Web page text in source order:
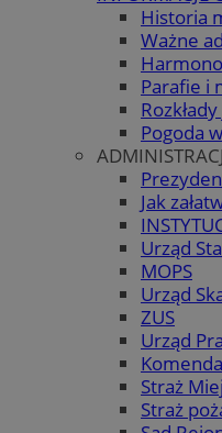
Historia
Ważne
Parafie i
Pogoda
Jak
Urząd
MOPS
Urząd
ZUS
Urząd
Straż
Straż